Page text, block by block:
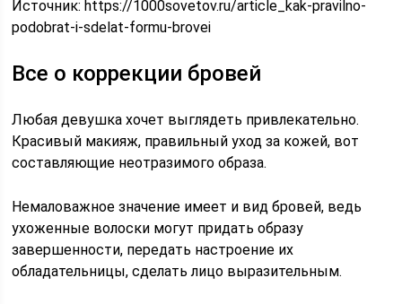
Источник: https://1000sovetov.ru/article_kak-pravilno-
podobrat-i-sdelat-formu-brovei
Все о коррекции бровей
Любая девушка хочет выглядеть привлекательно.
Красивый макияж, правильный уход за кожей, вот
составляющие неотразимого образа.
Немаловажное значение имеет и вид бровей, ведь
ухоженные волоски могут придать образу
завершенности, передать настроение их
обладательницы, сделать лицо выразительным.